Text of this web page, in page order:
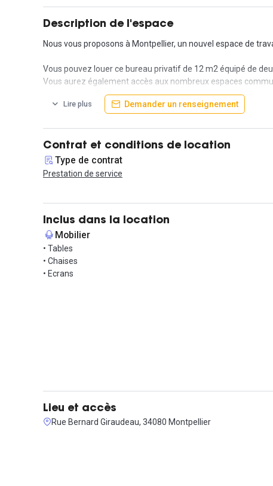
Description de l'espace
Nous vous proposons à Montpellier, un nouvel espace de
Vous pouvez louer ce bureau privatif de 12 m2 équipé de
Vous aurez également accès aux nombreux espaces
Le bâtiment est sécurisé, et accessible 24h/24, 7j/7. Un
Contactez nous pour organiser une visite.
Lire plus Demander un renseignement
Contrat et conditions de location
Type de contrat
Prestation de service
Inclus dans la location
Mobilier
• Tables
• Chaises
• Ecrans
Lieu et accès
Rue Bernard Giraudeau, 34080 Montpellier